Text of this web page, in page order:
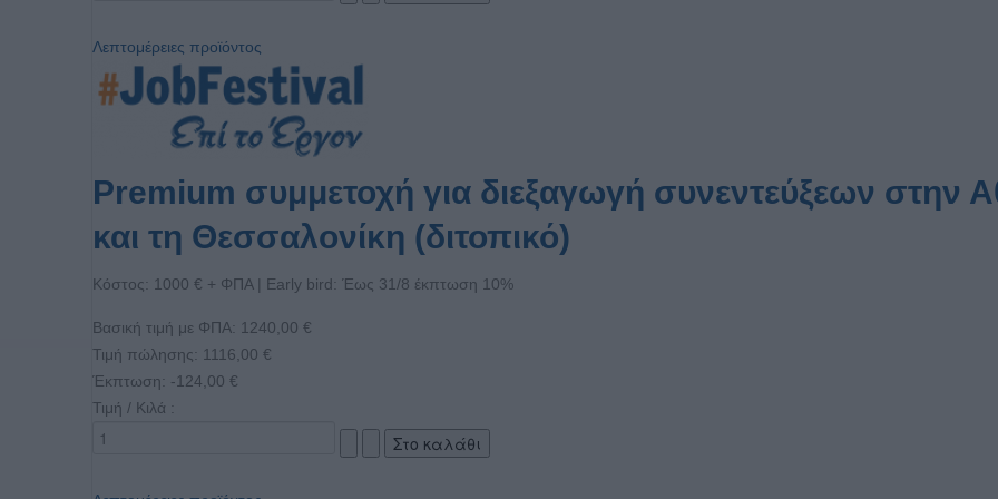
Λεπτομέρειες προϊόντος
Premium συμμετοχή για διεξαγωγή συνεντεύξεων στην
και τη Θεσσαλονίκη (διτοπικό)
Κόστος: 1000 € + ΦΠΑ | Early bird: Έως 31/8 έκπτωση 10%
Βασική τιμή με ΦΠΑ: 1240,00 €
Τιμή πώλησης: 1116,00 €
Έκπτωση: -124,00 €
Τιμή / Κιλά :